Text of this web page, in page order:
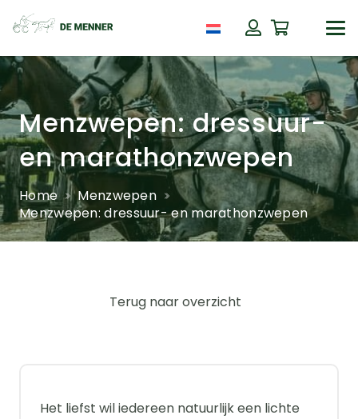
Menzwepen: dressuur-
en marathonzwepen
Home
Menzwepen
Menzwepen: dressuur- en marathonzwepen
Terug naar overzicht
Het liefst wil iedereen natuurlijk een lichte